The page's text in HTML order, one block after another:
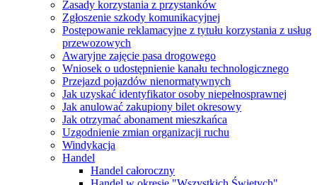
Zasady korzystania z przystanków
Zgłoszenie szkody komunikacyjnej
Postępowanie reklamacyjne z tytułu korzystania z usług
przewozowych
Awaryjne zajęcie pasa drogowego
Wniosek o udostępnienie kanału technologicznego
Przejazd pojazdów nienormatywnych
Jak uzyskać identyfikator osoby niepełnosprawnej
Jak anulować zakupiony bilet okresowy
Jak otrzymać abonament mieszkańca
Uzgodnienie zmian organizacji ruchu
Windykacja
Handel
Handel całoroczny